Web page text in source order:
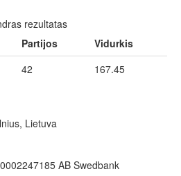
rezultatas
Partijos
Vidurkis
42 167.45
Lietuva
AB Swedbank